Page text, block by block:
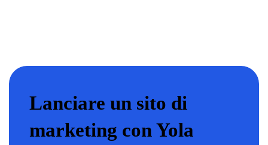
Lanciare un sito di
marketing con Yola